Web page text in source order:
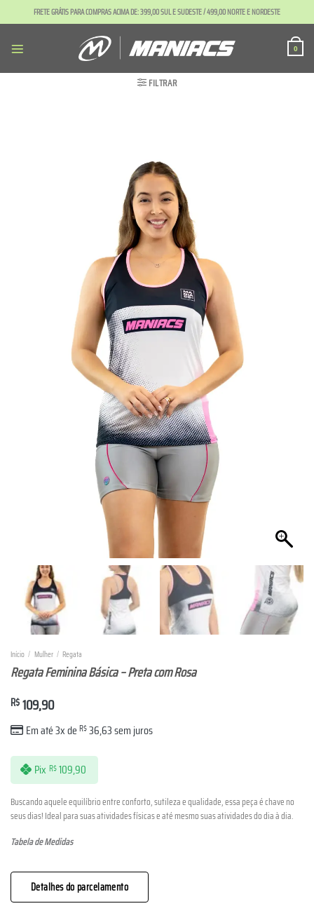
FRETE GRÁTIS PARA COMPRAS ACIMA DE: 399,00 SUL E SUDESTE / 499,00 NORTE E NORDESTE
0
FILTRAR
Início / Mulher / Regata
Regata Feminina Básica – Preta com Rosa
R$109,90
Em até 3x de R$36,63sem juros
Pix R$109,90
Buscando aquele equilíbrio entre conforto, sutileza e qualidade, essa peça é chave no
seus dias! Ideal para suas atividades físicas e até mesmo suas atividades do dia à dia.
Tabela de Medidas
Detalhes do parcelamento